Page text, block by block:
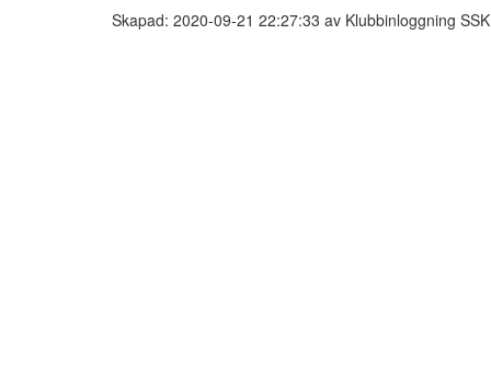
Skapad: 2020-09-21 22:27:33 av Klubbinloggning SSK